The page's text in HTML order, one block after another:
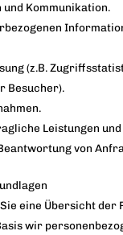
Kommunikation.
(z.B.
Besucher).
Leistungen
von
eine Übersicht der
wir